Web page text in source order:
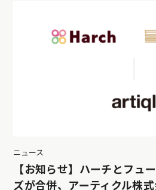
ニュース
【お知らせ】ハーチとフュ
ズが合併、アーティクル株